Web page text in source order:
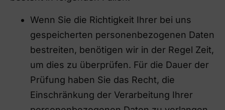
Wenn Sie die Richtigkeit Ihrer bei uns
gespeicherten personenbezogenen Daten
bestreiten, benötigen wir in der Regel Zeit,
um dies zu überprüfen. Für die Dauer der
Prüfung haben Sie das Recht, die
Einschränkung der Verarbeitung Ihrer